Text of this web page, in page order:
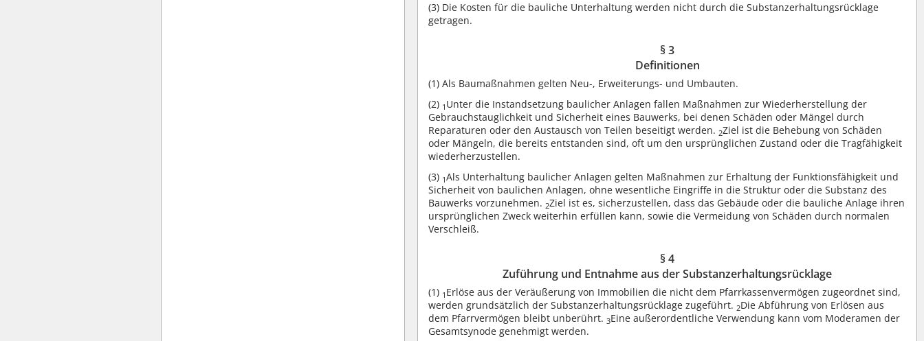
(3) Die Kosten für die bauliche Unterhaltung werden nicht durch die Substanzerhaltungsrücklage
getragen.
§ 3
Definitionen
(1) Als Baumaßnahmen gelten Neu-, Erweiterungs- und Umbauten.
(2) 1 Unter die Instandsetzung baulicher Anlagen fallen Maßnahmen zur Wiederherstellung der
Gebrauchstauglichkeit und Sicherheit eines Bauwerks, bei denen Schäden oder Mängel durch
Reparaturen oder den Austausch von Teilen beseitigt werden. 2Ziel ist die Behebung von Schäden
oder Mängeln, die bereits entstanden sind, oft um den ursprünglichen Zustand oder die Tragfähigkeit
wiederherzustellen.
(3) 1Als Unterhaltung baulicher Anlagen gelten Maßnahmen zur Erhaltung der Funktionsfähigkeit und
Sicherheit von baulichen Anlagen, ohne wesentliche Eingriffe in die Struktur oder die Substanz des
Bauwerks vorzunehmen. 2Ziel ist es, sicherzustellen, dass das Gebäude oder die bauliche Anlage ihren
ursprünglichen Zweck weiterhin erfüllen kann, sowie die Vermeidung von Schäden durch normalen
Verschleiß.
§ 4
Zuführung und Entnahme aus der Substanzerhaltungsrücklage
(1) 1 Erlöse aus der Veräußerung von Immobilien die nicht dem Pfarrkassenvermögen zugeordnet sind,
werden grundsätzlich der Substanzerhaltungsrücklage zugeführt. 2Die Abführung von Erlösen aus
dem Pfarrvermögen bleibt unberührt.3Eine außerordentliche Verwendung kann vom Moderamen der
Gesamtsynode genehmigt werden.